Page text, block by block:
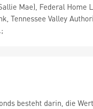
Mae), Federal Home
Tennessee Valley
besteht darin, die